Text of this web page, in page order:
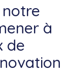
à
de